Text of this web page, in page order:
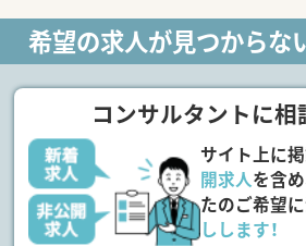
希望の求人が見つから
コンサルタントに相
サイト上に
開求人を含め
たのご希望
しします！